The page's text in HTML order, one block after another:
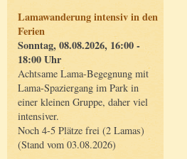
Lamawanderung intensiv in den
Ferien
Sonntag, 08.08.2026, 16:00 -
18:00 Uhr
Achtsame Lama-Begegnung mit
Lama-Spaziergang im Park in
einer kleinen Gruppe, daher viel
intensiver.
Noch 4-5 Plätze frei (2 Lamas)
(Stand vom 03.08.2026)